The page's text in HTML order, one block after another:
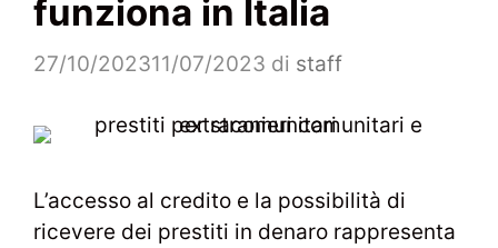
funziona in Italia
27/10/202311/07/2023 di staff
L’accesso al credito e la possibilità di
ricevere dei prestiti in denaro rappresenta